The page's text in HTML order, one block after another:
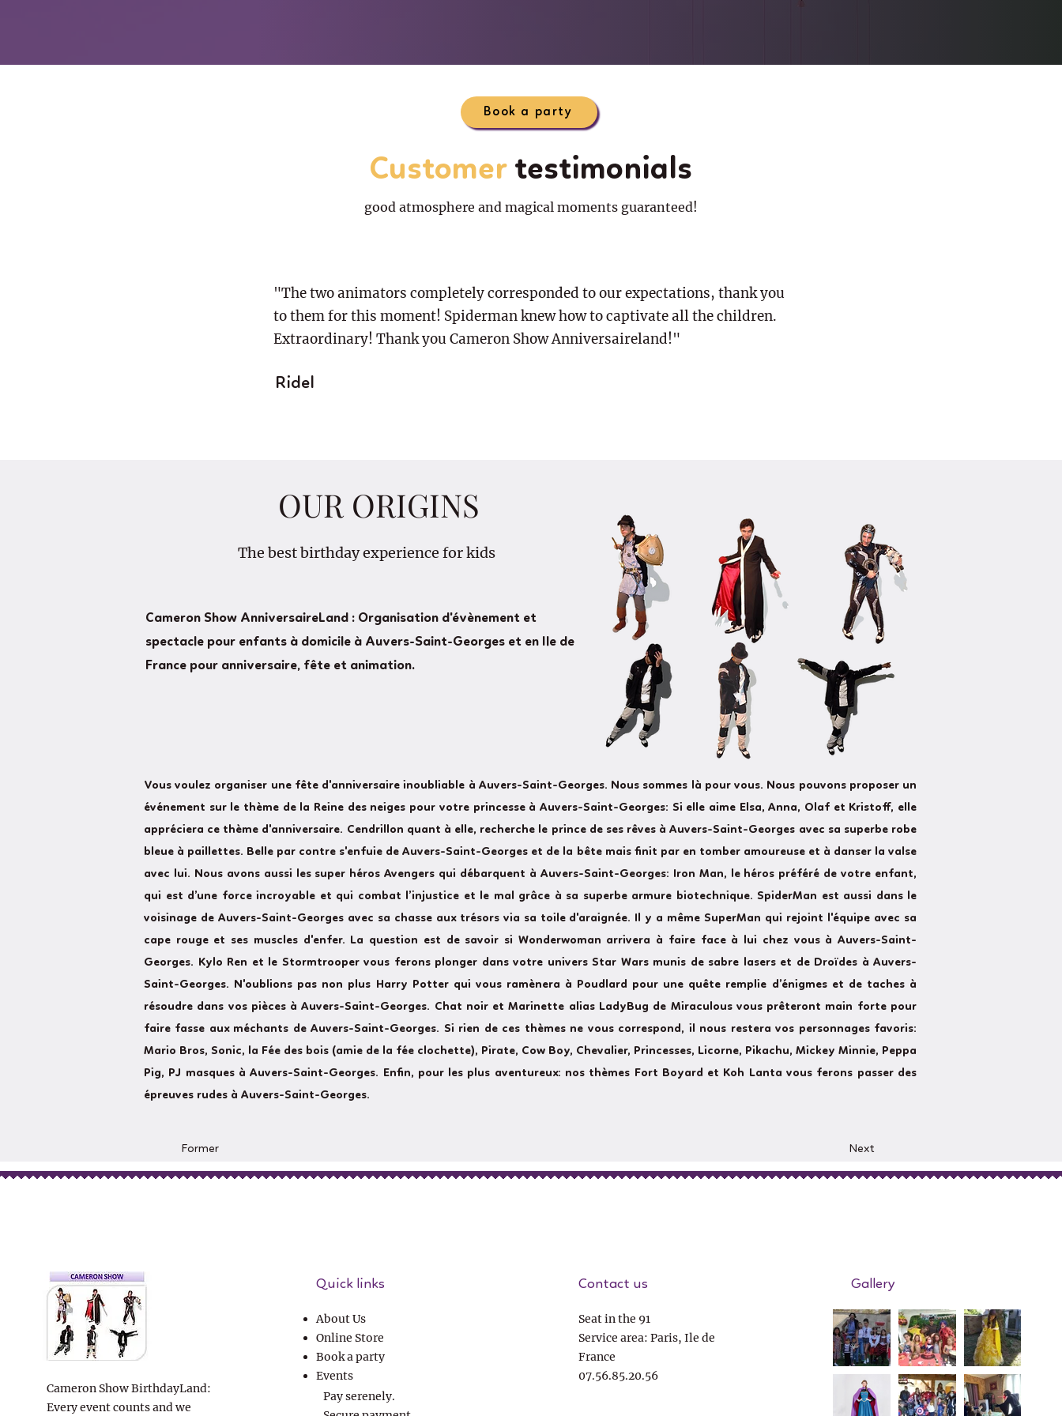
Book a party
Customertestimonials
good atmosphere and magical moments guaranteed!
"The two animators completely corresponded to our expectations, thank you
to them for this moment! Spiderman knew how to captivate all the children.
Extraordinary! Thank you Cameron Show Anniversaireland!"
Ridel
OUR ORIGINS
The best birthday experience for kids
Cameron Show AnniversaireLand : Organisation d'évènement et
spectacle pour enfants à domicile à Auvers-Saint-Georges et en Ile de
France pour anniversaire, fête et animation.
Vous voulez organiser une fête d'anniversaire inoubliable à Auvers-Saint-Georges. Nous sommes là pour vous. Nous pouvons proposer un
événement sur le thème de la Reine des neiges pour votre princesse à Auvers-Saint-Georges: Si elle aime Elsa, Anna, Olaf et Kristoff, elle
appréciera ce thème d'anniversaire. Cendrillon quant à elle, recherche le prince de ses rêves à Auvers-Saint-Georges avec sa superbe robe
bleue à paillettes. Belle par contre s'enfuie de Auvers-Saint-Georges et de la bête mais finit par en tomber amoureuse et à danser la valse
avec lui. Nous avons aussi les super héros Avengers qui débarquent à Auvers-Saint-Georges: Iron Man, le héros préféré de votre enfant,
qui est d’une force incroyable et qui combat l’injustice et le mal grâce à sa superbe armure biotechnique. SpiderMan est aussi dans le
voisinage de Auvers-Saint-Georges avec sa chasse aux trésors via sa toile d'araignée. Il y a même SuperMan qui rejoint l'équipe avec sa
cape rouge et ses muscles d'enfer. La question est de savoir si Wonderwoman arrivera à faire face à lui chez vous à Auvers-Saint-
Georges. Kylo Ren et le Stormtrooper vous ferons plonger dans votre univers Star Wars munis de sabre lasers et de Droïdes à Auvers-
Saint-Georges. N'oublions pas non plus Harry Potter qui vous ramènera à Poudlard pour une quête remplie d’énigmes et de taches à
résoudre dans vos pièces à Auvers-Saint-Georges. Chat noir et Marinette alias LadyBug de Miraculous vous prêteront main forte pour
faire fasse aux méchants de Auvers-Saint-Georges. Si rien de ces thèmes ne vous correspond, il nous restera vos personnages favoris:
Mario Bros, Sonic, la Fée des bois (amie de la fée clochette), Pirate, Cow Boy, Chevalier, Princesses, Licorne, Pikachu, Mickey Minnie, Peppa
Pig, PJ masques à Auvers-Saint-Georges. Enfin, pour les plus aventureux: nos thèmes Fort Boyard et Koh Lanta vous ferons passer des
épreuves rudes à Auvers-Saint-Georges.
Former Next
Cameron Show BirthdayLand:
Every event counts and we
Quick links
About Us
Online Store
Book a party
Events
Pay serenely.
Contact us
Seat in the 91
Service area: Paris, Ile de
France
07.56.85.20.56
Gallery